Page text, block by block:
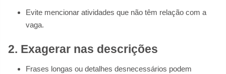
Evite mencionar atividades que não têm relação com a
vaga.
2. Exagerar nas descrições
Frases longas ou detalhes desnecessários podem